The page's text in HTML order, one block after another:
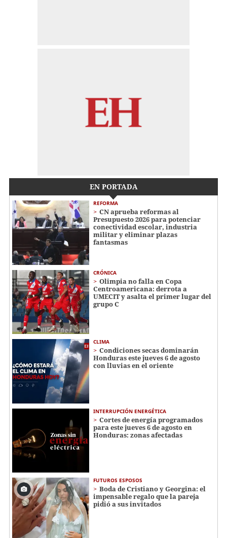
EN PORTADA
REFORMA
CN aprueba reformas al
Presupuesto 2026 para potenciar
conectividad escolar, industria
militar y eliminar plazas
fantasmas
CRÓNICA
Olimpia no falla en Copa
Centroamericana: derrota a
UMECIT y asalta el primer lugar del
grupo C
CLIMA
Condiciones secas dominarán
Honduras este jueves 6 de agosto
con lluvias en el oriente
INTERRUPCIÓN ENERGÉTICA
Cortes de energía programados
para este jueves 6 de agosto en
Honduras: zonas afectadas
FUTUROS ESPOSOS
Boda de Cristiano y Georgina: el
impensable regalo que la pareja
pidió a sus invitados